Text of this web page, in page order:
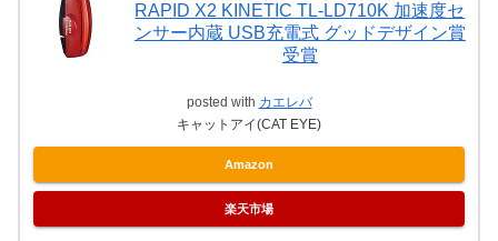
RAPID X2 KINETIC TL-LD710K 加速度セ
ンサー内蔵 USB充電式 グッドデザイン賞
受賞
posted with カエレバ
キャットアイ(CAT EYE)
Amazon
楽天市場